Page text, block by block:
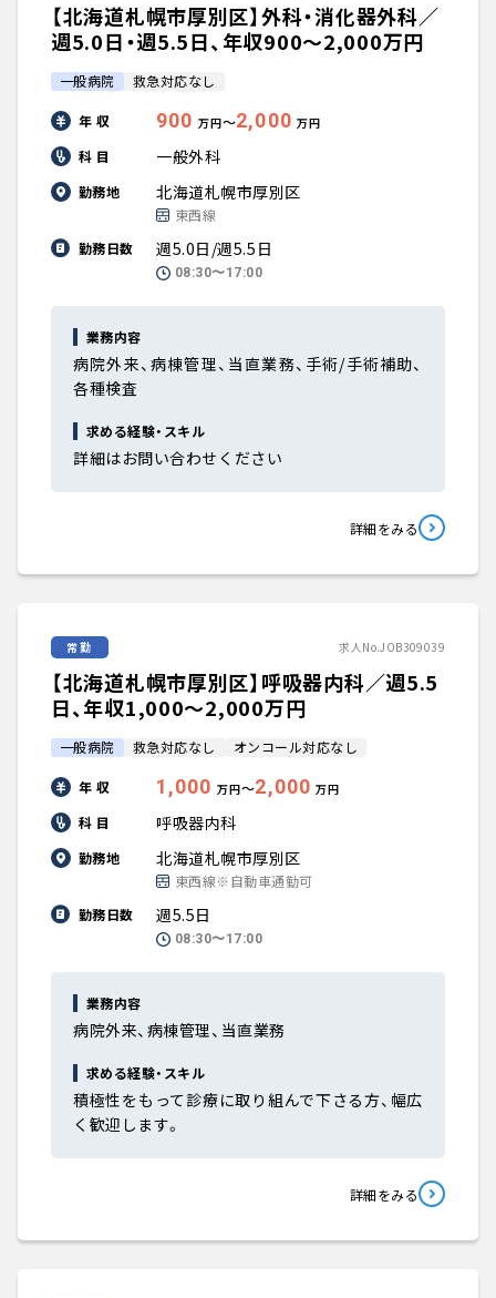
【北海道札幌市厚別区】外科・消化器外科／
週5.0日・週5.5日、年収900〜2,000万円
一般病院 救急対応なし
年 収 900 万円〜2,000 万円
科 目 一般外科
勤務地 北海道札幌市厚別区
東西線
勤務日数
週5.0日/週5.5日
08:30〜17:00
業務内容
病院外来、病棟管理、当直業務、手術/手術補助、
各種検査
求める経験・スキル
詳細はお問い合わせください
詳細をみる
常勤 求人No.JOB309039
【北海道札幌市厚別区】呼吸器内科／週5.5
日、年収1,000〜2,000万円
一般病院 救急対応なし オンコール対応なし
年 収 1,000 万円〜2,000 万円
科 目 呼吸器内科
勤務地 北海道札幌市厚別区
東西線※自動車通勤可
勤務日数
週5.5日
08:30〜17:00
業務内容
病院外来、病棟管理、当直業務
求める経験・スキル
積極性をもって診療に取り組んで下さる方、幅広
く歓迎します。
詳細をみる